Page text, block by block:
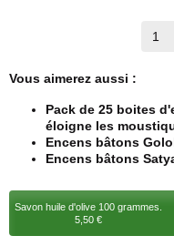
Vous aimerez aussi :
Pack de 25 boites
éloigne les
Encens bâtons
Encens bâtons
Savon huile d'olive 100 grammes.
5,50 €